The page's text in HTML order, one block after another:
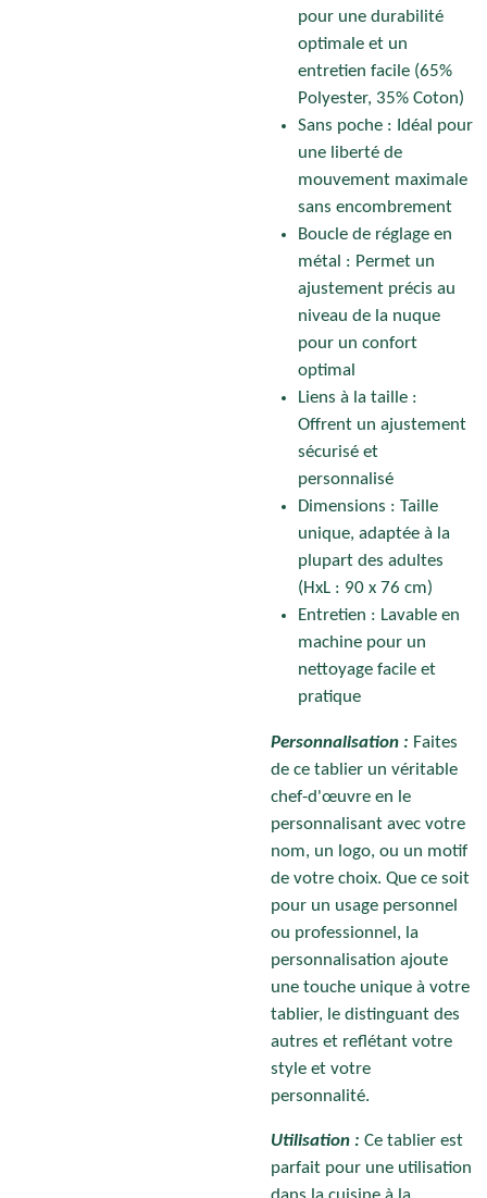
pour une durabilité
optimale et un
entretien facile (65%
Polyester, 35% Coton)
Sans poche : Idéal pour
une liberté de
mouvement maximale
sans encombrement
Boucle de réglage en
métal : Permet un
ajustement précis au
niveau de la nuque
pour un confort
optimal
Liens à la taille :
Offrent un ajustement
sécurisé et
personnalisé
Dimensions : Taille
unique, adaptée à la
plupart des adultes
(HxL : 90 x 76 cm)
Entretien : Lavable en
machine pour un
nettoyage facile et
pratique
Personnalisation : Faites
de ce tablier un véritable
chef-d'œuvre en le
personnalisant avec votre
nom, un logo, ou un motif
de votre choix. Que ce soit
pour un usage personnel
ou professionnel, la
personnalisation ajoute
une touche unique à votre
tablier, le distinguant des
autres et reflétant votre
style et votre
personnalité.
Utilisation : Ce tablier est
parfait pour une utilisation